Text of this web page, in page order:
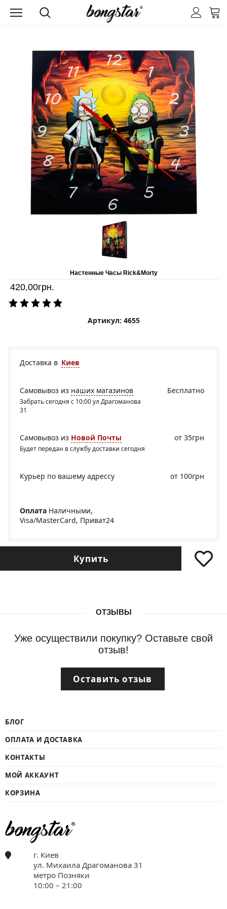
Настенные Часы Rick&Morty
420,00грн.
Артикул: 4655
Доставка в Киев
Бесплатно
Самовывоз из наших магазинов
Забрать сегодня с 10:00 ул Драгоманова
31
Самовывоз из Новой Почты
Будет передан в службу доставки сегодня
от 35грн
Курьер по вашему адрессу от 100грн
Оплата Наличными,
Visa/MasterCard, Приват24
Купить
ОТЗЫВЫ
Уже осуществили покупку? Оставьте свой
отзыв!
Оставить отзыв
БЛОГ
ОПЛАТА И ДОСТАВКА
КОНТАКТЫ
МОЙ АККАУНТ
КОРЗИНА
г. Киев
ул. Михаила Драгоманова 31
метро Позняки
10:00 – 21:00